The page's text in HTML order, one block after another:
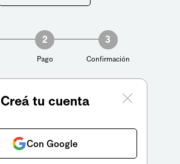
2
Pago
3
Confirmación
Creá tu cuenta
Con Google